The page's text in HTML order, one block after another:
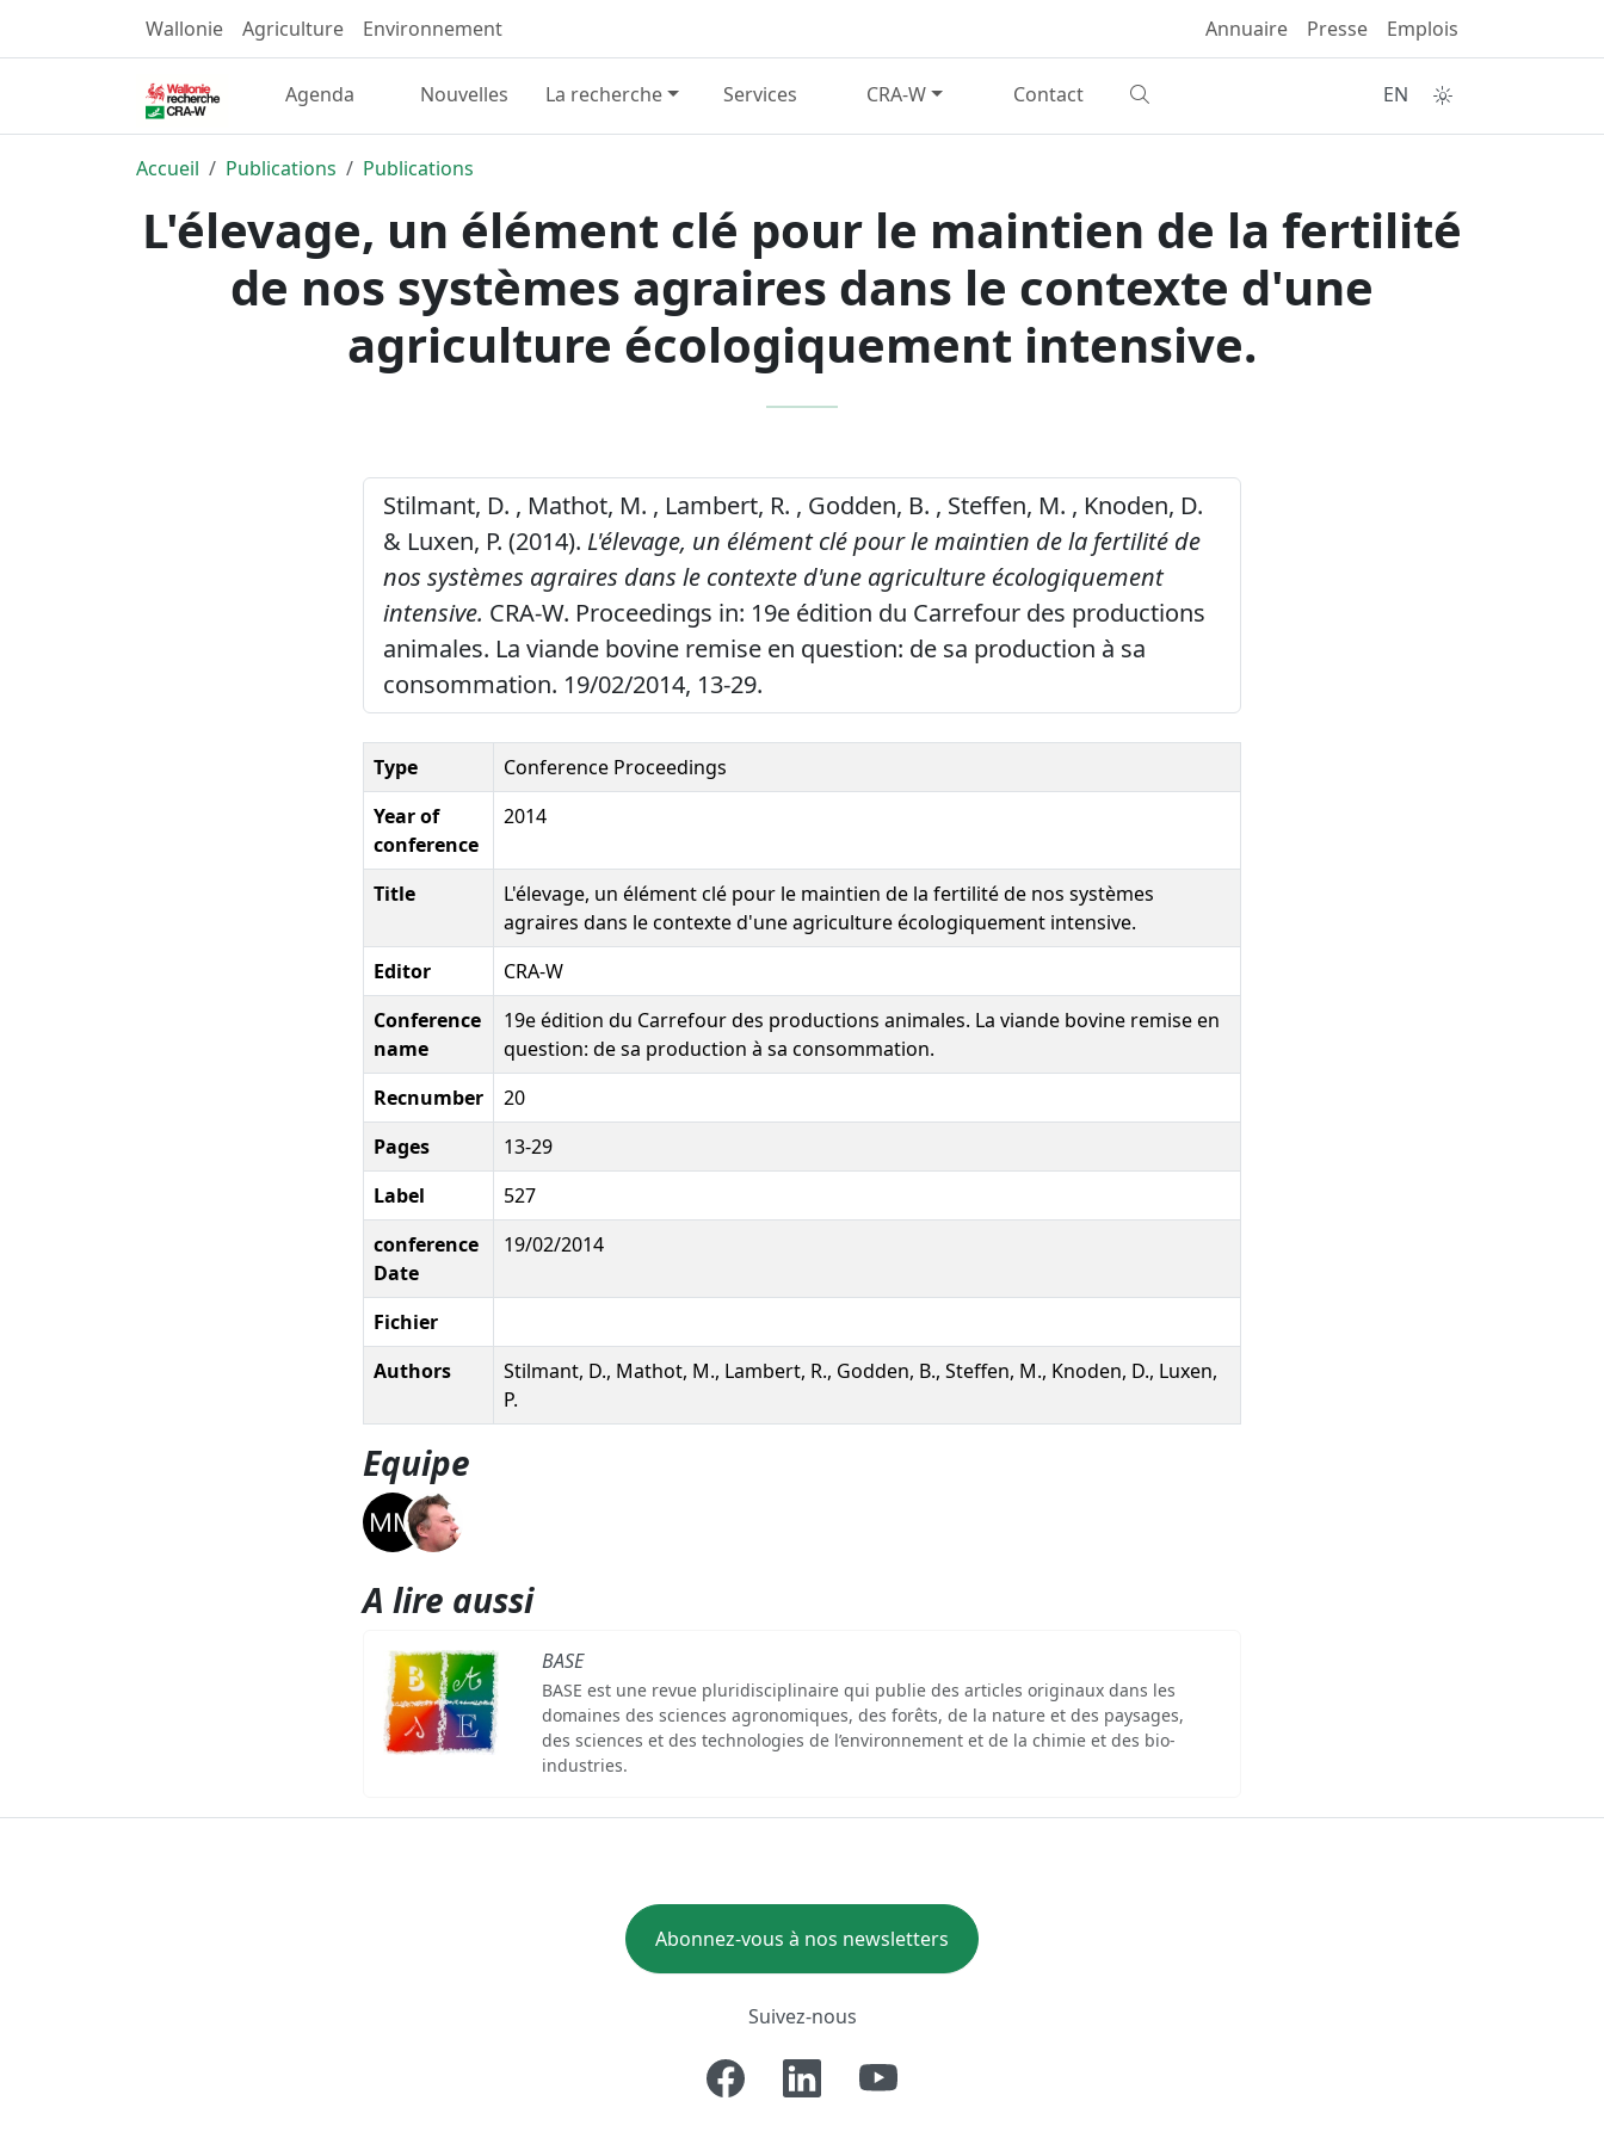
Wallonie Agriculture Environnement Annuaire Presse Emplois
Agenda Nouvelles La recherche Services CRA-W Contact EN
Accueil Publications Publications
L'élevage, un élément clé pour le maintien de la fertilité
de nos systèmes agraires dans le contexte d'une
agriculture écologiquement intensive.
Stilmant, D. , Mathot, M. , Lambert, R. , Godden, B. , Steffen, M. , Knoden, D.
& Luxen, P. (2014). L'élevage, un élément clé pour le maintien de la fertilité de
nos systèmes agraires dans le contexte d'une agriculture écologiquement
intensive. CRA-W. Proceedings in: 19e édition du Carrefour des productions
animales. La viande bovine remise en question: de sa production à sa
consommation. 19/02/2014, 13-29.
Type
Conference Proceedings
Year of
conference
2014
Title
L'élevage, un élément clé pour le maintien de la fertilité de nos systèmes
agraires dans le contexte d'une agriculture écologiquement intensive.
Editor
CRA-W
Conference
name
19e édition du Carrefour des productions animales. La viande bovine remise en
question: de sa production à sa consommation.
Recnumber
20
Pages
13-29
Label
527
conference
Date
19/02/2014
Fichier
Authors
Stilmant, D., Mathot, M., Lambert, R., Godden, B., Steffen, M., Knoden, D., Luxen,
P.
Equipe
A lire aussi
BASE
BASE est une revue pluridisciplinaire qui publie des articles originaux dans les
domaines des sciences agronomiques, des forêts, de la nature et des paysages,
des sciences et des technologies de l’environnement et de la chimie et des bio-
industries.
Abonnez-vous à nos newsletters
Suivez-nous